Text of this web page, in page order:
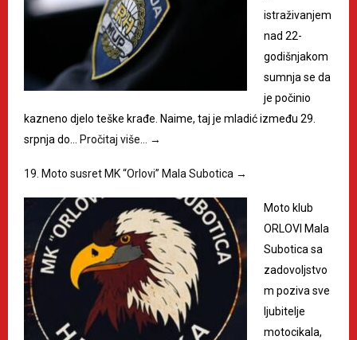
istraživanjem
nad 22-
godišnjakom
sumnja se da
je počinio
kazneno djelo teške krađe. Naime, taj je mladić između 29.
srpnja do… Pročitaj više… →
19. Moto susret MK “Orlovi” Mala Subotica →
Moto klub
ORLOVI Mala
Subotica sa
zadovoljstvo
m poziva sve
ljubitelje
motocikala,